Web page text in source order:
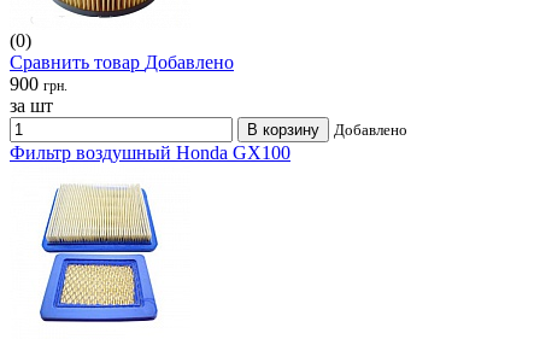
(0)
Сравнить товар Добавлено
900 грн.
за шт
В корзину Добавлено
Фильтр воздушный Honda GX100